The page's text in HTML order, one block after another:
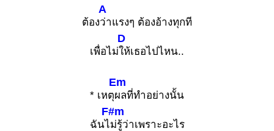
ต้อง
A
ว่าแรงๆ ต้องอ้างทุกที
เพื่อไม่
D
ให้เธอไปไหน..
* เหตุ
Em
ผลที่ทำอย่างนั้น
ฉันไ
F#m
ม่รู้ว่าเพราะอะไร